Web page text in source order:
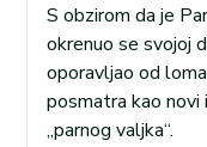
S obzirom da je
okrenuo se svojoj
oporavljao od
posmatra kao novi
„parnog valjka“.